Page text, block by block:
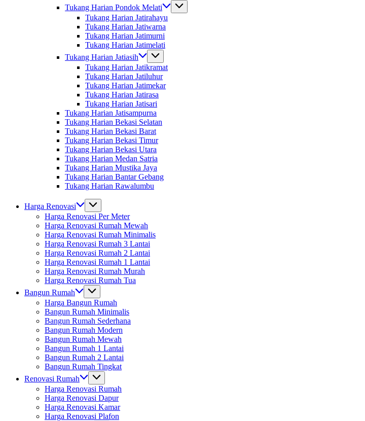
Tukang Harian Pondok Melati
Tukang Harian Jatirahayu
Tukang Harian Jatiwarna
Tukang Harian Jatimurni
Tukang Harian Jatimelati
Tukang Harian Jatiasih
Tukang Harian Jatikramat
Tukang Harian Jatiluhur
Tukang Harian Jatimekar
Tukang Harian Jatirasa
Tukang Harian Jatisari
Tukang Harian Jatisampurna
Tukang Harian Bekasi Selatan
Tukang Harian Bekasi Barat
Tukang Harian Bekasi Timur
Tukang Harian Bekasi Utara
Tukang Harian Medan Satria
Tukang Harian Mustika Jaya
Tukang Harian Bantar Gebang
Tukang Harian Rawalumbu
Harga Renovasi
Harga Renovasi Per Meter
Harga Renovasi Rumah Mewah
Harga Renovasi Rumah Minimalis
Harga Renovasi Rumah 3 Lantai
Harga Renovasi Rumah 2 Lantai
Harga Renovasi Rumah 1 Lantai
Harga Renovasi Rumah Murah
Harga Renovasi Rumah Tua
Bangun Rumah
Harga Bangun Rumah
Bangun Rumah Minimalis
Bangun Rumah Sederhana
Bangun Rumah Modern
Bangun Rumah Mewah
Bangun Rumah 1 Lantai
Bangun Rumah 2 Lantai
Bangun Rumah Tingkat
Renovasi Rumah
Harga Renovasi Rumah
Harga Renovasi Dapur
Harga Renovasi Kamar
Harga Renovasi Plafon